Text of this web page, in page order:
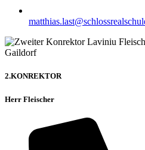
2.KONREKTOR
Herr Fleischer